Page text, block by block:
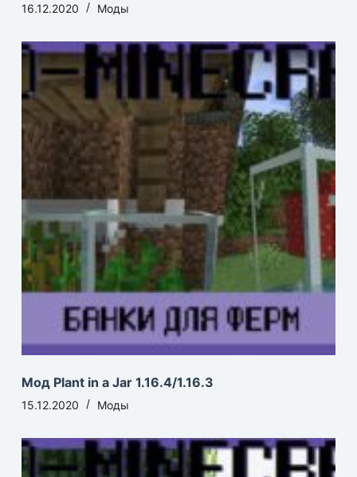
16.12.2020 Моды
Мод Plant in a Jar 1.16.4/1.16.3
15.12.2020 Моды